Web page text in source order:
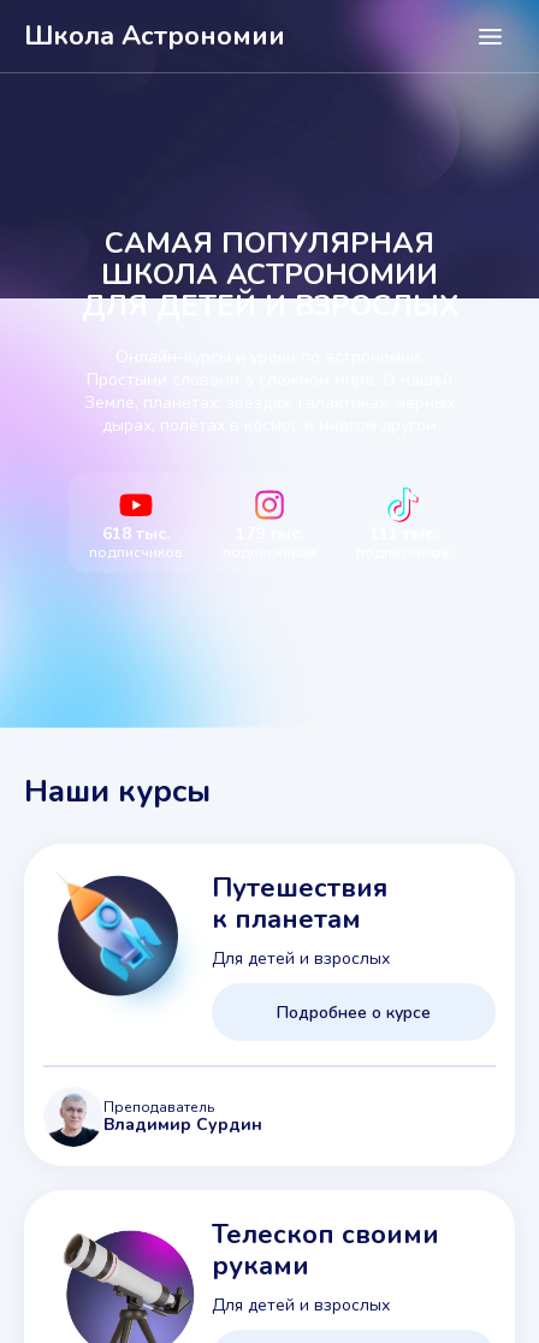
Школа Астрономии
Школа Астрономии
ОтзывыСАМАЯ ПОПУЛЯРНАЯ
ШКОЛА АСТРОНОМИИ
ДЛЯ ДЕТЕЙ И ВЗРОСЛЫХ
Онлайн-курсы и уроки по астрономии.
Простыми словами о сложном мире. О нашей
Земле, планетах, звёздах, галактиках, чёрных
дырах, полётах в космос и многом другом
618 тыс.
подписчиков
Наши курсы
Путешествия
к планетам
Для детей и взрослых
Подробнее о курсе
Преподаватель
Владимир Сурдин
Телескоп своими
руками
Для детей и взрослых